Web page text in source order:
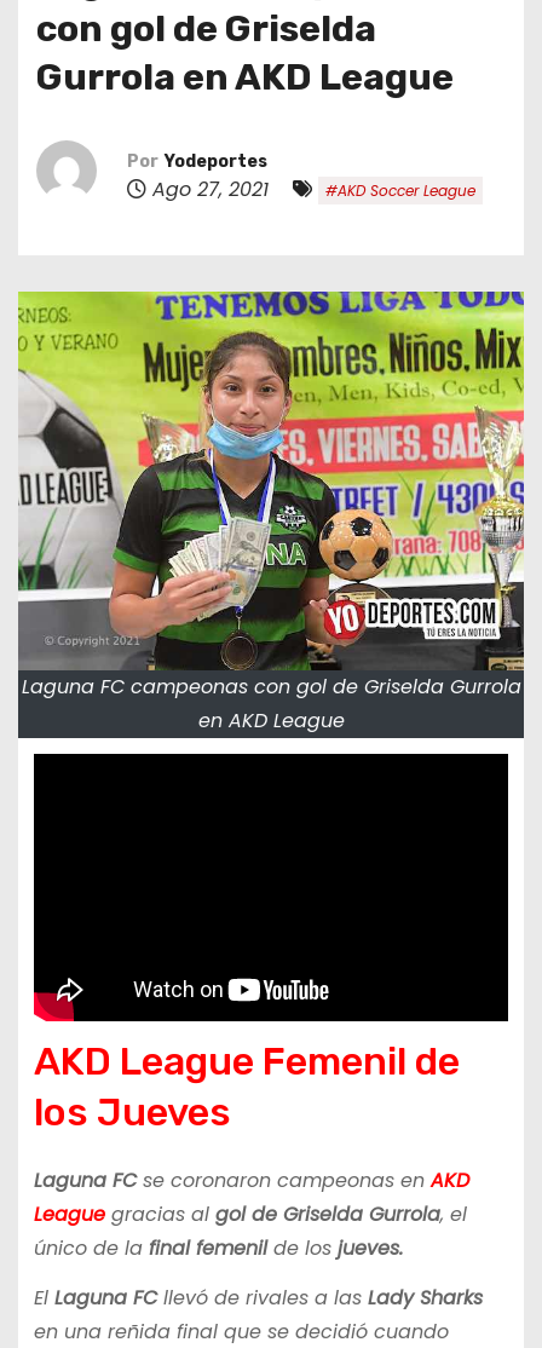
con gol de Griselda
Gurrola en AKD League
Por Yodeportes
Ago 27, 2021 #AKD Soccer League
Laguna FC campeonas con gol de Griselda Gurrola
en AKD League
AKD League Femenil de
los Jueves
Laguna FCse coronaron campeonas enAKD
League gracias al gol de Griselda Gurrola, el
único de la final femenilde los jueves.
El Laguna FCllevó de rivales a las Lady Sharks
en una reñida final que se decidió cuando